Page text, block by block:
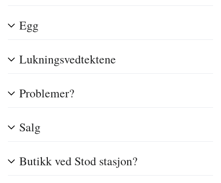
Egg
Lukningsvedtektene
Problemer?
Salg
Butikk ved Stod stasjon?